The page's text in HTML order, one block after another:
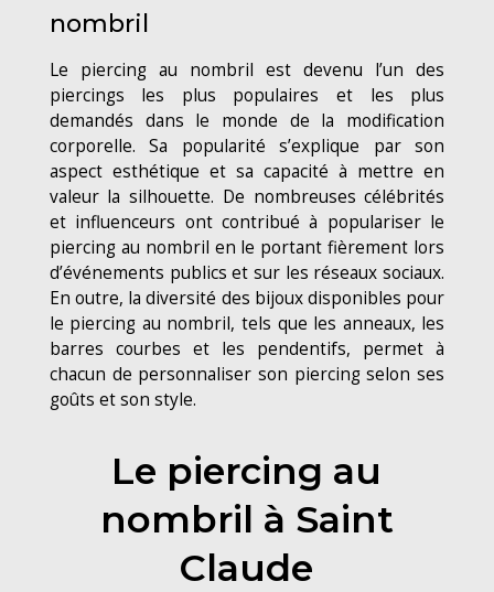
nombril
Le piercing au nombril est devenu l’un des
piercings les plus populaires et les plus
demandés dans le monde de la modification
corporelle. Sa popularité s’explique par son
aspect esthétique et sa capacité à mettre en
valeur la silhouette. De nombreuses célébrités
et influenceurs ont contribué à populariser le
piercing au nombril en le portant fièrement lors
d’événements publics et sur les réseaux sociaux.
En outre, la diversité des bijoux disponibles pour
le piercing au nombril, tels que les anneaux, les
barres courbes et les pendentifs, permet à
chacun de personnaliser son piercing selon ses
goûts et son style.
Le piercing au
nombril à Saint
Claude